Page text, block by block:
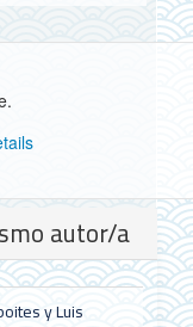
autor/a
y Luis